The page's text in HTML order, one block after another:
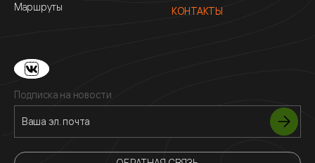
Маршруты
КОНТАКТЫ
Подписка на новости